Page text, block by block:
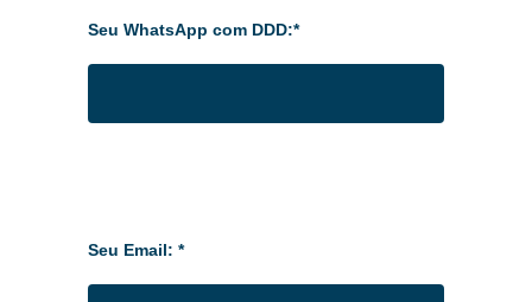
Seu WhatsApp com DDD:*
Seu Email: *